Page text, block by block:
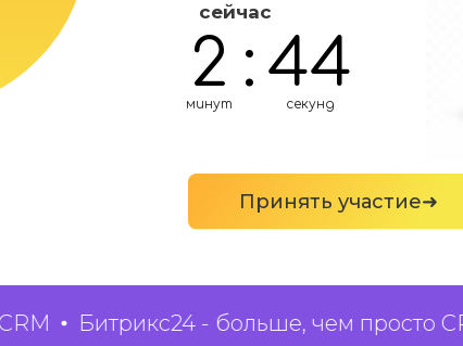
сейчас
Принять участие➜
2
минут
: 43
секунд
Битрикс24 - больше, чем просто CRM